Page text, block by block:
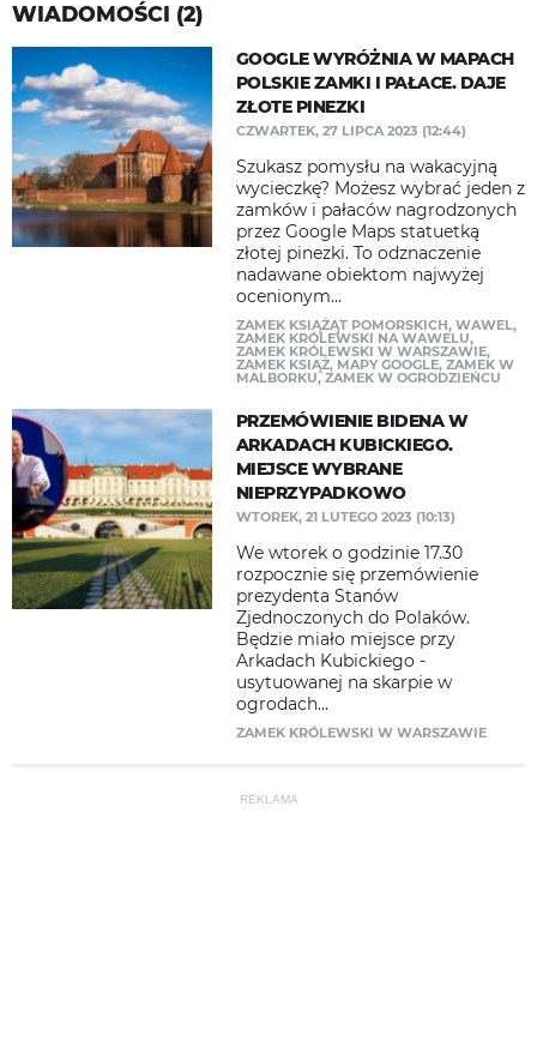
WIADOMOŚCI (2)
GOOGLE WYRÓŻNIA W MAPACH
POLSKIE ZAMKI I PAŁACE. DAJE
ZŁOTE PINEZKI
CZWARTEK, 27 LIPCA 2023 (12:44)
Szukasz pomysłu na wakacyjną
wycieczkę? Możesz wybrać jeden z
zamków i pałaców nagrodzonych
przez Google Maps statuetką
złotej pinezki. To odznaczenie
nadawane obiektom najwyżej
ocenionym...
ZAMEK KSIĄŻĄT POMORSKICH, WAWEL,
ZAMEK KRÓLEWSKI NA WAWELU,
ZAMEK KRÓLEWSKI W WARSZAWIE,
ZAMEK KSIĄŻ, MAPY GOOGLE, ZAMEK W
MALBORKU,ZAMEK W OGRODZIEŃCU
PRZEMÓWIENIE BIDENA W
ARKADACH KUBICKIEGO.
MIEJSCE WYBRANE
NIEPRZYPADKOWO
WTOREK, 21 LUTEGO 2023 (10:13)
We wtorek o godzinie 17.30
rozpocznie się przemówienie
prezydenta Stanów
Zjednoczonych do Polaków.
Będzie miało miejsce przy
Arkadach Kubickiego -
usytuowanej na skarpie w
ogrodach...
ZAMEK KRÓLEWSKI W WARSZAWIE
REKLAMA